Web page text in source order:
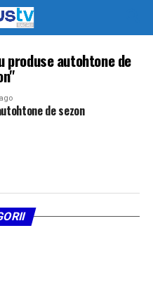
autohtone de
de sezon